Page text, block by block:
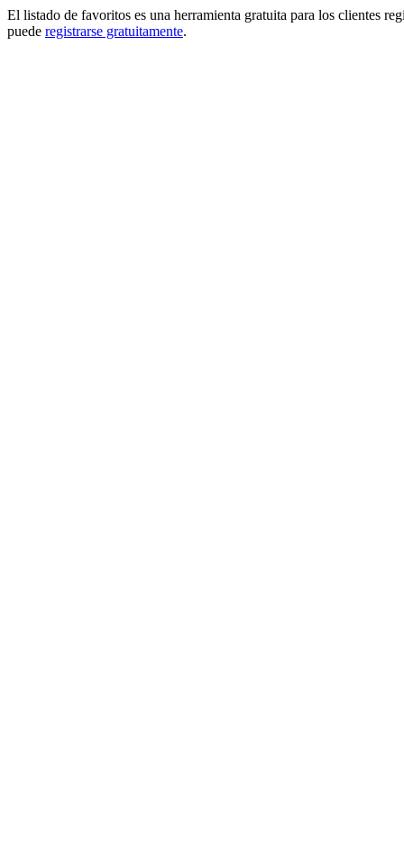
El listado de favoritos es una herramienta gratuita para los clientes
puede registrarse gratuitamente.